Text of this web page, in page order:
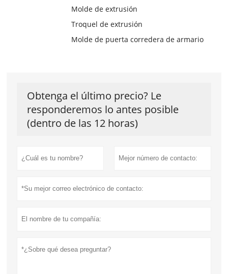
Molde de extrusión
Troquel de extrusión
Molde de puerta corredera de armario
Obtenga el último precio? Le
responderemos lo antes posible
(dentro de las 12 horas)